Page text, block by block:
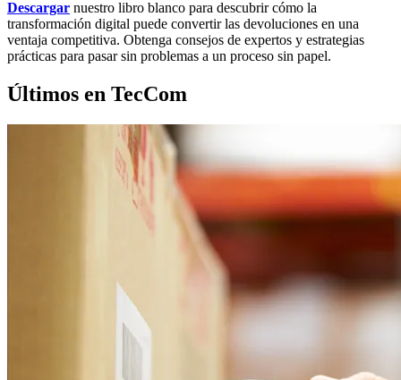
Descargar nuestro libro blanco para descubrir cómo la
transformación digital puede convertir las devoluciones en una
ventaja competitiva. Obtenga consejos de expertos y estrategias
prácticas para pasar sin problemas a un proceso sin papel.
Últimos en TecCom